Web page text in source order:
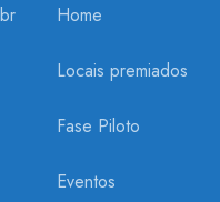
Home
Locais premiados
Fase Piloto
Eventos